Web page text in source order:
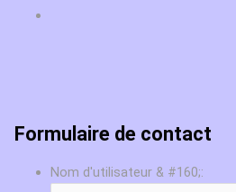
Formulaire de contact
Nom d'utilisateur & #160;: